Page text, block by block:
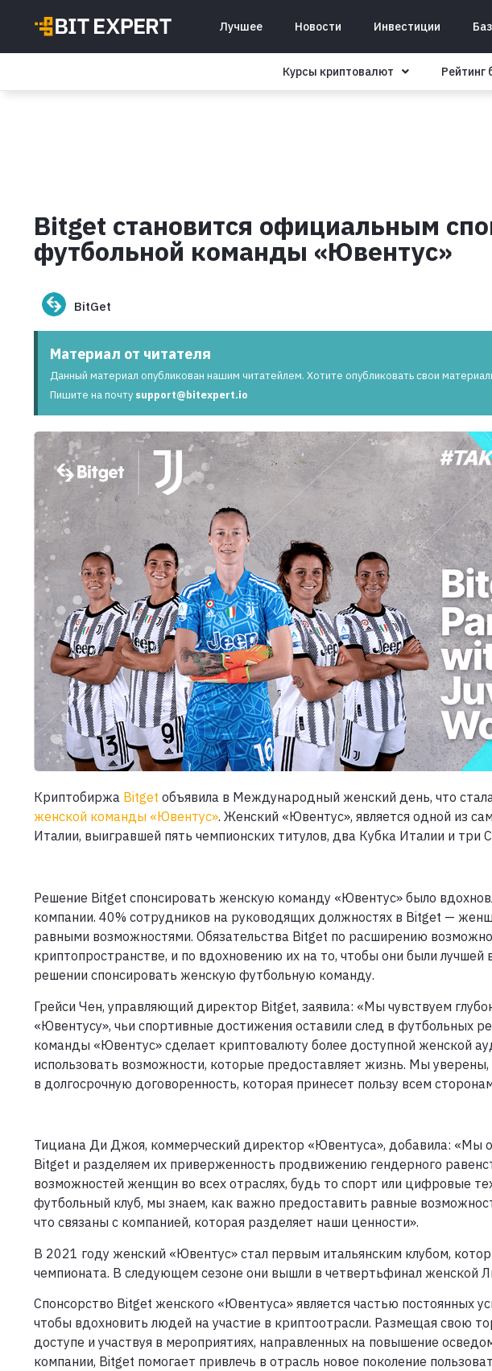
Лучшее Новости Инвестиции
Курсы криптовалют Рейтинг
Bitget становится официальным
футбольной команды «Ювентус»
BitGet
Материал от читателя
Данный материал опубликован нашим читатейлем. Хотите опубликовать свои
Пишите на почту support@bitexpert.io
Криптобиржа Bitget объявила в Международный женский день, что
женской команды «Ювентус». Женский «Ювентус», является одной из
Италии, выигравшей пять чемпионских титулов, два Кубка Италии и три
Решение Bitget спонсировать женскую команду «Ювентус» было
компании. 40% сотрудников на руководящих должностях в Bitget —
равными возможностями. Обязательства Bitget по расширению
криптопространстве, и по вдохновению их на то, чтобы они были лучшей
решении спонсировать женскую футбольную команду.
Грейси Чен, управляющий директор Bitget, заявила: «Мы чувствуем
«Ювентусу», чьи спортивные достижения оставили след в футбольных
команды «Ювентус» сделает криптовалюту более доступной женской
использовать возможности, которые предоставляет жизнь. Мы
в долгосрочную договоренность, которая принесет пользу всем
Тициана Ди Джоя, коммерческий директор «Ювентуса», добавила: «Мы
Bitget и разделяем их приверженность продвижению гендерного
возможностей женщин во всех отраслях, будь то спорт или цифровые
футбольный клуб, мы знаем, как важно предоставить равные
что связаны с компанией, которая разделяет наши ценности».
В 2021 году женский «Ювентус» стал первым итальянским клубом,
чемпионата. В следующем сезоне они вышли в четвертьфинал женской
Спонсорство Bitget женского «Ювентуса» является частью постоянных
чтобы вдохновить людей на участие в криптоотрасли. Размещая свою
доступе и участвуя в мероприятиях, направленных на повышение
компании, Bitget помогает привлечь в отрасль новое поколение